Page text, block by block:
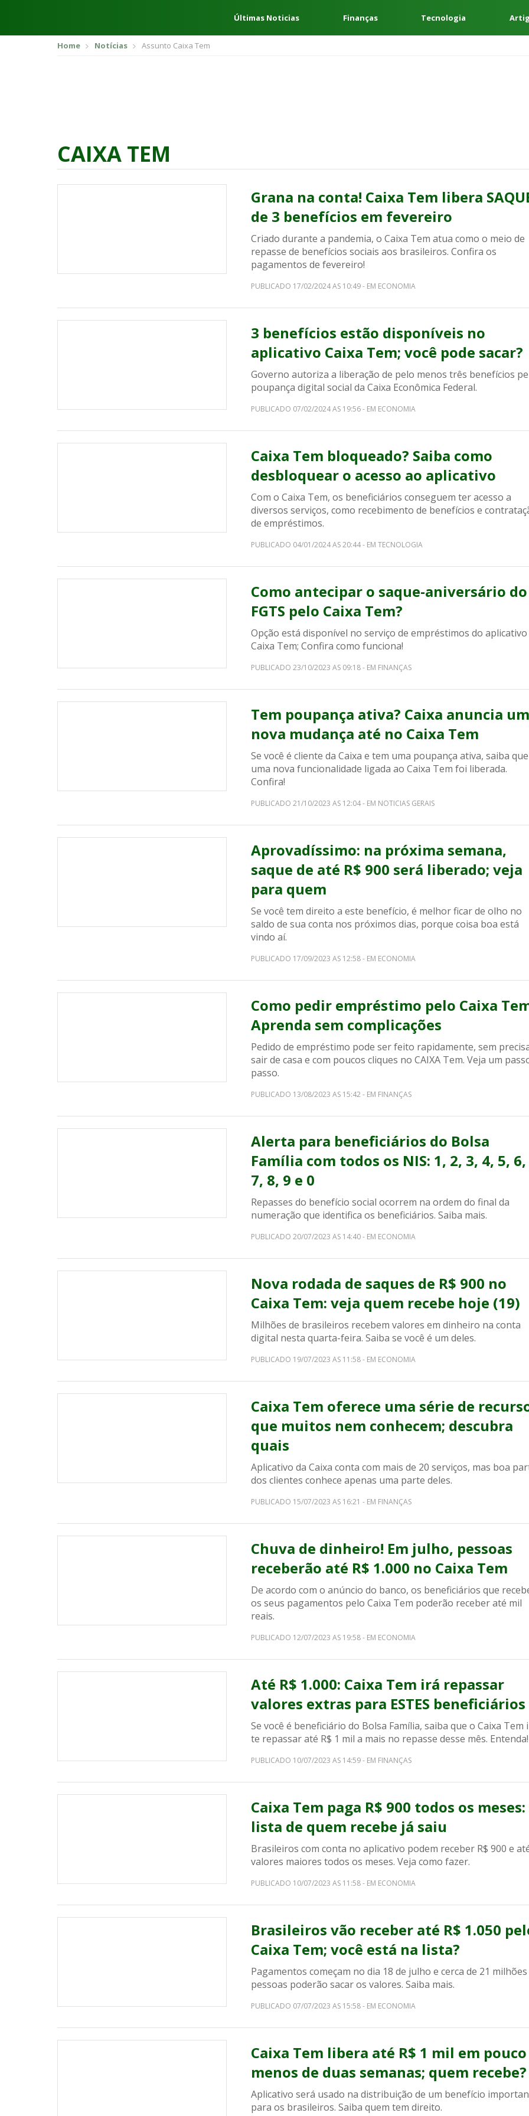
Últimas Noticias Finanças Tecnologia
Home Notícias Assunto Caixa Tem
CAIXA TEM
Grana na conta! Caixa Tem libera
de 3 benefícios em fevereiro
Criado durante a pandemia, o Caixa Tem atua como o meio de
repasse de benefícios sociais aos brasileiros. Confira os
pagamentos de fevereiro!
PUBLICADO 17/02/2024 AS 10:49 - EM ECONOMIA
3 benefícios estão disponíveis no
aplicativo Caixa Tem; você pode sacar?
Governo autoriza a liberação de pelo menos três benefícios
poupança digital social da Caixa Econômica Federal.
PUBLICADO 07/02/2024 AS 19:56 - EM ECONOMIA
Caixa Tem bloqueado? Saiba como
desbloquear o acesso ao aplicativo
Com o Caixa Tem, os beneficiários conseguem ter acesso a
diversos serviços, como recebimento de benefícios e
de empréstimos.
PUBLICADO 04/01/2024 AS 20:44 - EM TECNOLOGIA
Como antecipar o saque-aniversário do
FGTS pelo Caixa Tem?
Opção está disponível no serviço de empréstimos do aplicativo
Caixa Tem; Confira como funciona!
PUBLICADO 23/10/2023 AS 09:18 - EM FINANÇAS
Tem poupança ativa? Caixa anuncia
nova mudança até no Caixa Tem
Se você é cliente da Caixa e tem uma poupança ativa, saiba que
uma nova funcionalidade ligada ao Caixa Tem foi liberada.
Confira!
PUBLICADO 21/10/2023 AS 12:04 - EM NOTICIAS GERAIS
Aprovadíssimo: na próxima semana,
saque de até R$ 900 será liberado; veja
para quem
Se você tem direito a este benefício, é melhor ficar de olho no
saldo de sua conta nos próximos dias, porque coisa boa está
vindo aí.
PUBLICADO 17/09/2023 AS 12:58 - EM ECONOMIA
Como pedir empréstimo pelo Caixa
Aprenda sem complicações
Pedido de empréstimo pode ser feito rapidamente, sem
sair de casa e com poucos cliques no CAIXA Tem. Veja um
passo.
PUBLICADO 13/08/2023 AS 15:42 - EM FINANÇAS
Alerta para beneficiários do Bolsa
Família com todos os NIS: 1, 2, 3, 4, 5, 6,
7, 8, 9 e 0
Repasses do benefício social ocorrem na ordem do final da
numeração que identifica os beneficiários. Saiba mais.
PUBLICADO 20/07/2023 AS 14:40 - EM ECONOMIA
Nova rodada de saques de R$ 900 no
Caixa Tem: veja quem recebe hoje (19)
Milhões de brasileiros recebem valores em dinheiro na conta
digital nesta quarta-feira. Saiba se você é um deles.
PUBLICADO 19/07/2023 AS 11:58 - EM ECONOMIA
Caixa Tem oferece uma série de
que muitos nem conhecem; descubra
quais
Aplicativo da Caixa conta com mais de 20 serviços, mas boa
dos clientes conhece apenas uma parte deles.
PUBLICADO 15/07/2023 AS 16:21 - EM FINANÇAS
Chuva de dinheiro! Em julho, pessoas
receberão até R$ 1.000 no Caixa Tem
De acordo com o anúncio do banco, os beneficiários que
os seus pagamentos pelo Caixa Tem poderão receber até mil
reais.
PUBLICADO 12/07/2023 AS 19:58 - EM ECONOMIA
Até R$ 1.000: Caixa Tem irá repassar
valores extras para ESTES beneficiários
Se você é beneficiário do Bolsa Família, saiba que o Caixa Tem
te repassar até R$ 1 mil a mais no repasse desse mês. Entenda!
PUBLICADO 10/07/2023 AS 14:59 - EM FINANÇAS
Caixa Tem paga R$ 900 todos os meses:
lista de quem recebe já saiu
Brasileiros com conta no aplicativo podem receber R$ 900 e
valores maiores todos os meses. Veja como fazer.
PUBLICADO 10/07/2023 AS 11:58 - EM ECONOMIA
Brasileiros vão receber até R$ 1.050
Caixa Tem; você está na lista?
Pagamentos começam no dia 18 de julho e cerca de 21
pessoas poderão sacar os valores. Saiba mais.
PUBLICADO 07/07/2023 AS 15:58 - EM ECONOMIA
Caixa Tem libera até R$ 1 mil em pouco
menos de duas semanas; quem recebe?
Aplicativo será usado na distribuição de um benefício
para os brasileiros. Saiba quem tem direito.